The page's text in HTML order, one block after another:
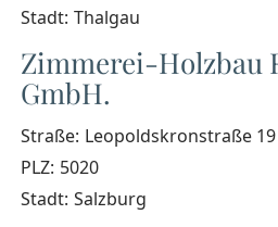
Stadt: Thalgau
Zimmerei-Holzbau
GmbH.
Straße: Leopoldskronstraße 19
PLZ: 5020
Stadt: Salzburg